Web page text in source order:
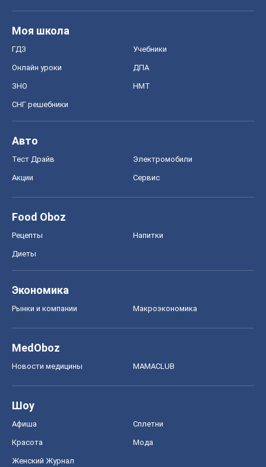
Моя школа
ГДЗ Учебники
Онлайн уроки ДПА
ЗНО НМТ
СНГ решебники
Авто
Тест Драйв Электромобили
Акции Сервис
Food Oboz
Рецепты Напитки
Диеты
Экономика
Рынки и компании Mакроэкономика
MedOboz
Новости медицины MAMACLUB
Шоу
Афиша Сплетни
Красота Мода
Женский Журнал